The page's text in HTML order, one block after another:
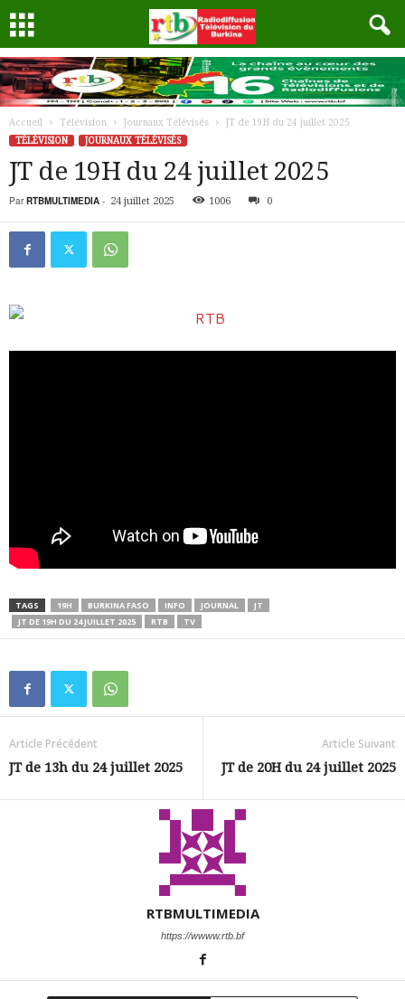
Accueil Télévision Journaux Télévisés
JT de 19H du 24 juillet 2025
TÉLÉVISION
JOURNAUX TÉLÉVISÉS
JT de 19H du 24 juillet 2025
Par RTBMULTIMEDIA - 24 juillet 2025 1006 0
TAGS 19H BURKINA FASO INFO JOURNAL
JT
JT DE 19H DU 24 JUILLET 2025
RTB TV
Article Précédent
JT de 13h du 24 juillet 2025
Article Suivant
JT de 20H du 24 juillet 2025
RTBMULTIMEDIA
https://wwww.rtb.bf